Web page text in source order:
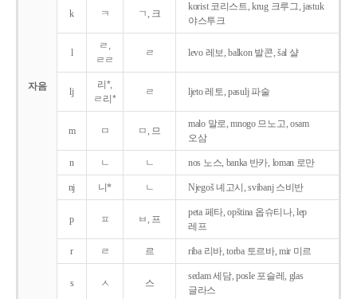
자음
k ㅋ ㄱ, 크
korist 코리스트, krug 크루그, jastuk
야스투크
l
ㄹ,
ㄹㄹ
ㄹ levo 레보, balkon 발콘, šal 샬
lj
리*,
ㄹ리*
ㄹ ljeto 레토, pasulj 파술
m ㅁ ㅁ, 므
malo 말로, mnogo 므노고, osam
오삼
n ㄴ ㄴ nos 노스, banka 반카, loman 로만
nj 니* ㄴ Njegoš 녜고시, svibanj 스비반
p ㅍ ㅂ, 프
peta 페타, opština 옵슈티나, lep
레프
r ㄹ 르 riba 리바, torba 토르바, mir 미르
s ㅅ 스
sedam 세담, posle 포슬레, glas
글라스